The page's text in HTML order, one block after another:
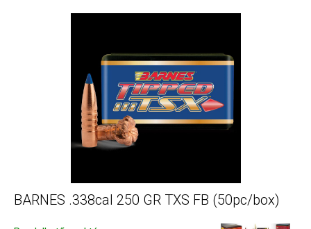
BARNES .338cal 250 GR TXS FB (50pc/box)